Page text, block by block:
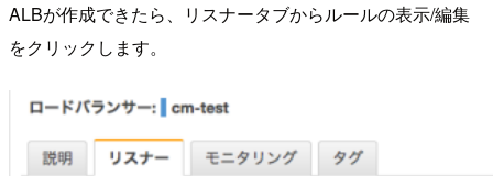
ALBが作成できたら、リスナータブからルールの表示/編集
をクリックします。